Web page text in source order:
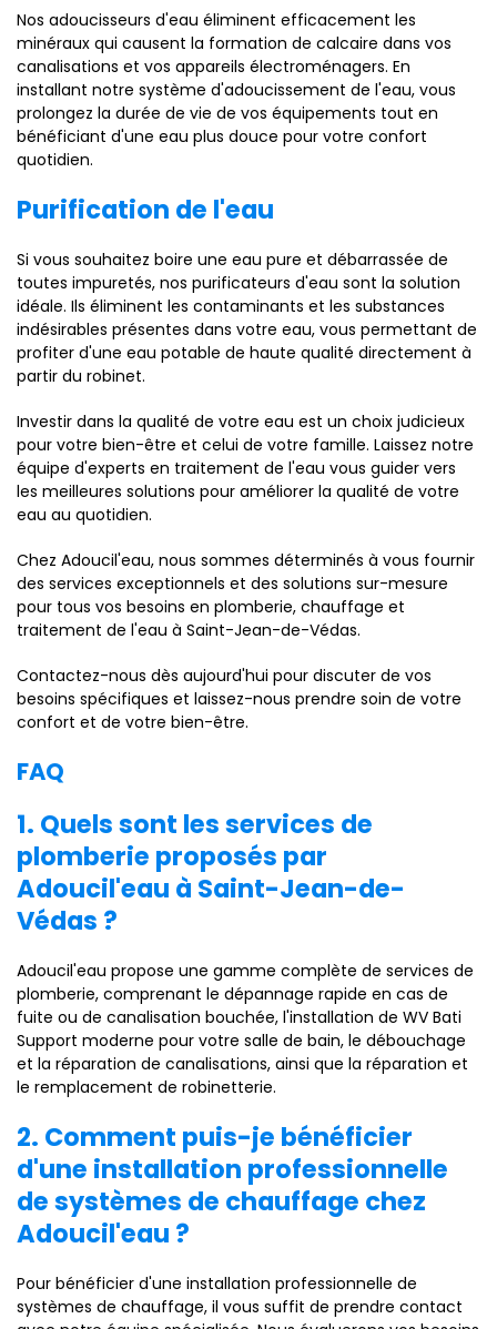
Nos adoucisseurs d'eau éliminent efficacement les
minéraux qui causent la formation de calcaire dans vos
canalisations et vos appareils électroménagers. En
installant notre système d'adoucissement de l'eau, vous
prolongez la durée de vie de vos équipements tout en
bénéficiant d'une eau plus douce pour votre confort
quotidien.
Purification de l'eau
Si vous souhaitez boire une eau pure et débarrassée de
toutes impuretés, nos purificateurs d'eau sont la solution
idéale. Ils éliminent les contaminants et les substances
indésirables présentes dans votre eau, vous permettant de
profiter d'une eau potable de haute qualité directement à
partir du robinet.
Investir dans la qualité de votre eau est un choix judicieux
pour votre bien-être et celui de votre famille. Laissez notre
équipe d'experts en traitement de l'eau vous guider vers
les meilleures solutions pour améliorer la qualité de votre
eau au quotidien.
Chez Adoucil'eau, nous sommes déterminés à vous fournir
des services exceptionnels et des solutions sur-mesure
pour tous vos besoins en plomberie, chauffage et
traitement de l'eau à Saint-Jean-de-Védas.
Contactez-nous dès aujourd'hui pour discuter de vos
besoins spécifiques et laissez-nous prendre soin de votre
confort et de votre bien-être.
FAQ
1. Quels sont les services de
plomberie proposés par
Adoucil'eau à Saint-Jean-de-
Védas ?
Adoucil'eau propose une gamme complète de services de
plomberie, comprenant le dépannage rapide en cas de
fuite ou de canalisation bouchée, l'installation de WV Bati
Support moderne pour votre salle de bain, le débouchage
et la réparation de canalisations, ainsi que la réparation et
le remplacement de robinetterie.
2. Comment puis-je bénéficier
d'une installation professionnelle
de systèmes de chauffage chez
Adoucil'eau ?
Pour bénéficier d'une installation professionnelle de
systèmes de chauffage, il vous suffit de prendre contact